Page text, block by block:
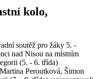
kolo,
soutěž pro žáky 5. -
nad Nisou na místním
(5. - 6. třída)
Peroutková, Šimon